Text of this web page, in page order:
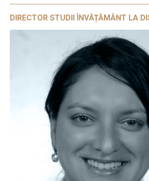
DIRECTOR STUDII ÎNVĂȚĂMÂNT LA